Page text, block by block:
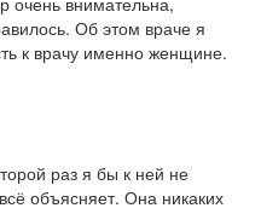
Об этом враче я
к врачу именно женщине.
раз я бы к ней не
объясняет. Она никаких